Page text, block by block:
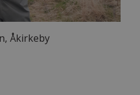
Åkirkeby